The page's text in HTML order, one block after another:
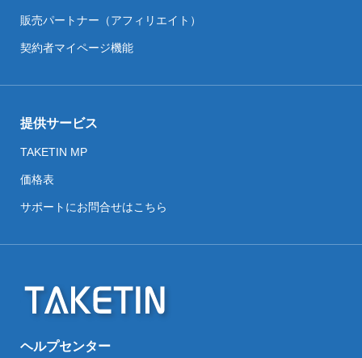
販売パートナー（アフィリエイト）
契約者マイページ機能
提供サービス
TAKETIN MP
価格表
サポートにお問合せはこちら
ヘルプセンター